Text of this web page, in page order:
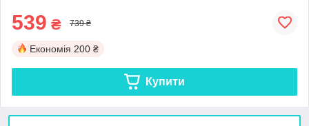
539 ₴ 739 ₴
Економія 200 ₴
Купити